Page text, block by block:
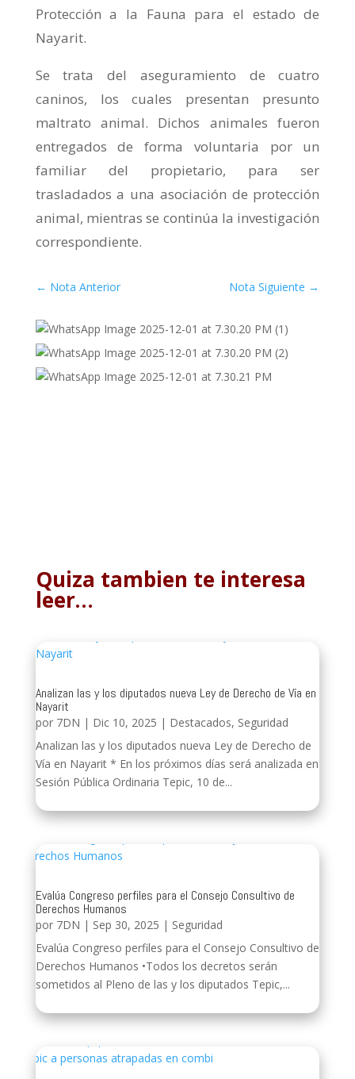
Protección a la Fauna para el estado de
Nayarit.
Se trata del aseguramiento de cuatro
caninos, los cuales presentan presunto
maltrato animal. Dichos animales fueron
entregados de forma voluntaria por un
familiar del propietario, para ser
trasladados a una asociación de protección
animal, mientras se continúa la investigación
correspondiente.
← Nota Anterior Nota Siguiente →
Quiza tambien te interesa
leer…
Analizan las y los diputados nueva Ley de Derecho de Vía en
Nayarit
por 7DN | Dic 10, 2025 | Destacados, Seguridad
Analizan las y los diputados nueva Ley de Derecho de
Vía en Nayarit * En los próximos días será analizada en
Sesión Pública Ordinaria Tepic, 10 de...
Evalúa Congreso perfiles para el Consejo Consultivo de
Derechos Humanos
por 7DN | Sep 30, 2025 | Seguridad
Evalúa Congreso perfiles para el Consejo Consultivo de
Derechos Humanos •Todos los decretos serán
sometidos al Pleno de las y los diputados Tepic,...